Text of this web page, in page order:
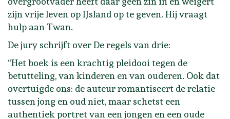
zijn vrije leven op IJsland op te geven. Hij vraagt
hulp aan Twan.
De jury schrijft over De regels van drie:
“Het boek is een krachtig pleidooi tegen de
betutteling, van kinderen en van ouderen. Ook dat
overtuigde ons: de auteur romantiseert de relatie
tussen jong en oud niet, maar schetst een
authentiek portret van een jongen en een oude